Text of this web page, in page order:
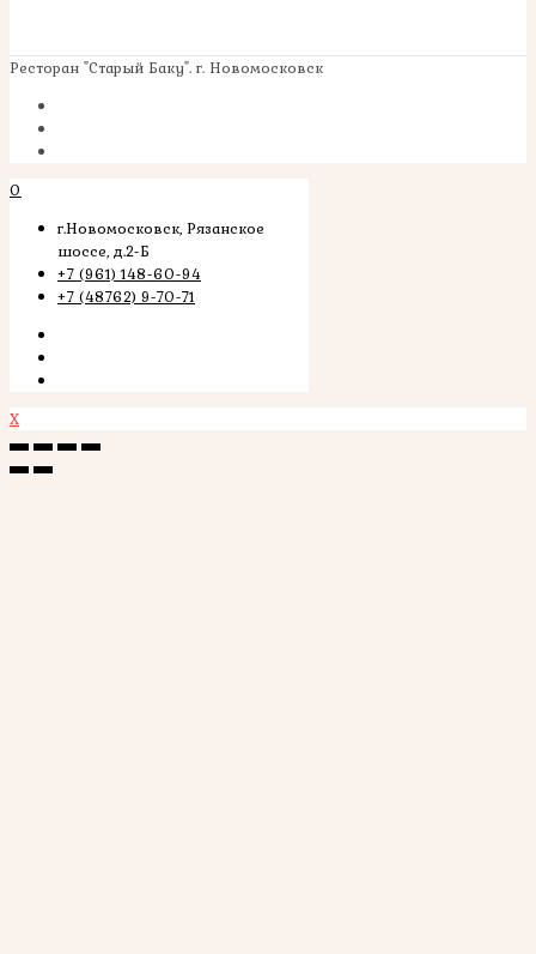
Ресторан "Старый Баку". г. Новомосковск
0
г.Новомосковск, Рязанское
шоссе, д.2-Б
+7 (961) 148-60-94
+7 (48762) 9-70-71
X